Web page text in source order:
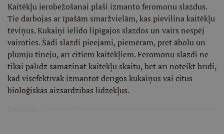
Kaitēkļu ierobežošanai plaši izmanto feromonu slazdus.
Tie darbojas ar īpašām smaržvielām, kas pievilina kaitēkļu
tēviņus. Kukaiņi ielido lipīgajos slazdos un vairs nespēj
vairoties. Šādi slazdi pieejami, piemēram, pret ābolu un
plūmju tinēju, arī citiem kaitēkļiem. Feromonu slazdi ne
tikai palīdz samazināt kaitēkļu skaitu, bet arī noteikt brīdi,
kad visefektīvāk izmantot derīgos kukaiņus vai citus
bioloģiskās aizsardzības līdzekļus.